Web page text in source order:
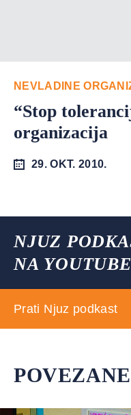
NEVLADINE
“Stop
organizacija
29. OKT. 2010.
NJUZ
NA
Prati Njuz podkast